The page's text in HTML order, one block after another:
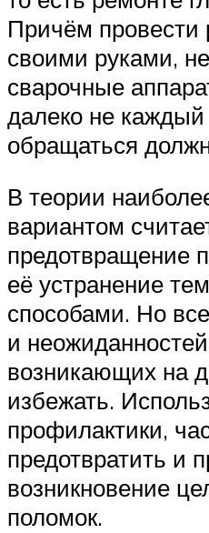
Причём
своими руками,
сварочные
далеко не
обращаться
В теории
вариантом
предотвращение
её устранение
способами. Но
и
возникающих на
избежать.
профилактики,
предотвратить и
возникновение
поломок.